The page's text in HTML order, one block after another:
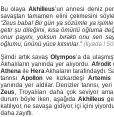
Bu olaya Akhilleus’un annesi deniz
savaştan tamamen elini çekmesini
“Zeus baba! Bir gün ya sözümle ya
getir şu dileğimi, kısa ömürlü oğluma
onur payını, yoksun bıraktı onu sen
oğlumu, ününü yüce kılsınlar.”(İlyada l
Şimdi artık savaş Olympos’a da
Akhalıların yanında yer alıyordu.Afrodit
Athena ile HeraAkhaların tarafındaydı.
tanrısı Apollonve kızkardeşi Artemis
yanında yer aldılar. Denizler tanrısı,
Zeus, Troyalıları daha çok seviyor
durum böyle iken, aşağıda Akhilleus
katılıyor, ne savaşa gidiyor, içi içini
daha zayıftı.